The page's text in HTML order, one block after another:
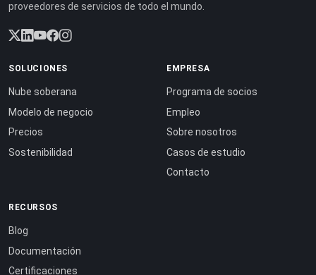
proveedores de servicios de todo el mundo.
SOLUCIONES
Nube soberana
Modelo de negocio
Precios
Sostenibilidad
EMPRESA
Programa de socios
Empleo
Sobre nosotros
Casos de estudio
Contacto
RECURSOS
Blog
Documentación
Certificaciones